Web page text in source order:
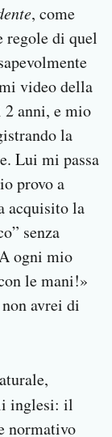
, come
regole di quel
video della
anni, e mio
la
Lui mi passa
provo a
acquisito la
senza
ogni mio
le mani!»
avrei di
inglesi: il
normativo